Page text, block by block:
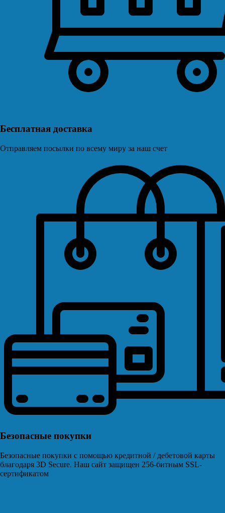
Бесплатная доставка
Отправляем посылки по всему миру за наш счет
Безопасные покупки
Безопасные покупки с помощью кредитной / дебетовой карты
благодаря 3D Secure. Наш сайт защищен 256-битным SSL-
сертификатом